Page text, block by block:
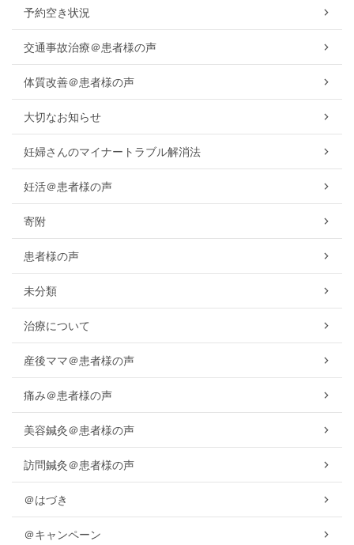
予約空き状況
交通事故治療＠患者様の声
体質改善＠患者様の声
大切なお知らせ
妊婦さんのマイナートラブル解消法
妊活＠患者様の声
寄附
患者様の声
未分類
治療について
産後ママ＠患者様の声
痛み＠患者様の声
美容鍼灸＠患者様の声
訪問鍼灸＠患者様の声
＠はづき
＠キャンペーン